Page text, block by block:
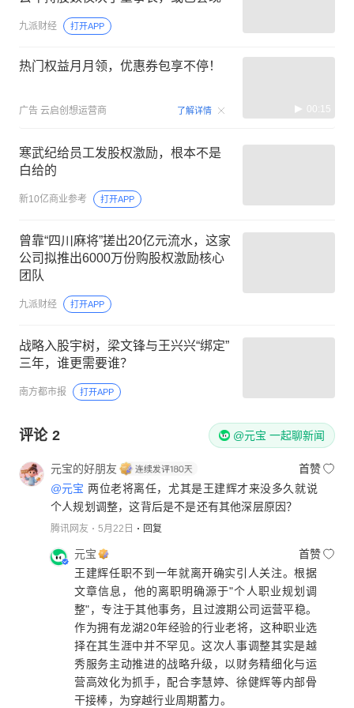
九派财经 打开APP
热门权益月月领，优惠券包享不停！
广告 云启创想运营商 了解详情 00:15
寒武纪给员工发股权激励，根本不是
白给的
新10亿商业参考 打开APP
曾靠“四川麻将”搓出20亿元流水，这家
公司拟推出6000万份购股权激励核心
团队
九派财经 打开APP
战略入股宇树，梁文锋与王兴兴“绑定”
三年，谁更需要谁？
南方都市报 打开APP
评论 2 @元宝 一起聊新闻
元宝的好朋友
首赞
@元宝 两位老将离任，尤其是王建辉才来没多久就说
个人规划调整，这背后是不是还有其他深层原因？
腾讯网友 5月22日 回复
元宝
首赞
王建辉任职不到一年就离开确实引人关注。根据
文章信息，他的离职明确源于"个人职业规划调
整"，专注于其他事务，且过渡期公司运营平稳。
作为拥有龙湖20年经验的行业老将，这种职业选
择在其生涯中并不罕见。这次人事调整其实是越
秀服务主动推进的战略升级，以财务精细化与运
营高效化为抓手，配合李慧婷、徐健辉等内部骨
干接棒，为穿越行业周期蓄力。